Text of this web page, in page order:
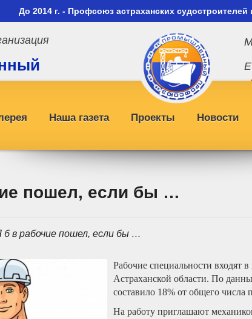
До 2014 г. - Профсоюз астраханских судостроителей
Наша газета Проекты Новости
пошел, если бы …
б в рабочие пошел, если бы …
Рабочие специальности входят
Астраханской области. По
составило 18% от общего числа
На работу приглашают